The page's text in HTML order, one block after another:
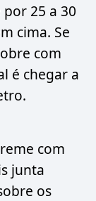
25 a 30
cima. Se
com
é chegar a
com
junta
os